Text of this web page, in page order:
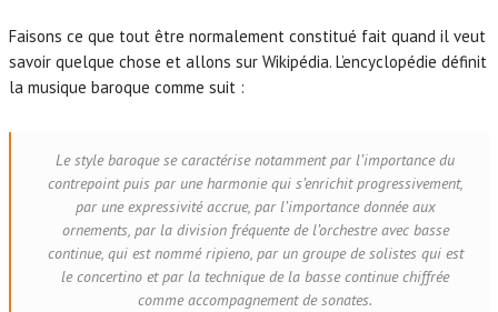
Faisons ce que tout être normalement constitué fait quand il veut
savoir quelque chose et allons sur Wikipédia. L’encyclopédie définit
la musique baroque comme suit :
Le style baroque se caractérise notamment par l’importance du
contrepoint puis par une harmonie qui s’enrichit progressivement,
par une expressivité accrue, par l’importance donnée aux
ornements, par la division fréquente de l’orchestre avec basse
continue, qui est nommé ripieno, par un groupe de solistes qui est
le concertino et par la technique de la basse continue chiffrée
comme accompagnement de sonates.